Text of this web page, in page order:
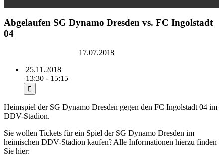
Abgelaufen SG Dynamo Dresden vs. FC Ingolstadt
04
17.07.2018
25.11.2018
13:30 - 15:15
Heimspiel der SG Dynamo Dresden gegen den FC Ingolstadt 04 im
DDV-Stadion.
Sie wollen Tickets für ein Spiel der SG Dynamo Dresden im
heimischen DDV-Stadion kaufen? Alle Informationen hierzu finden
Sie hier: